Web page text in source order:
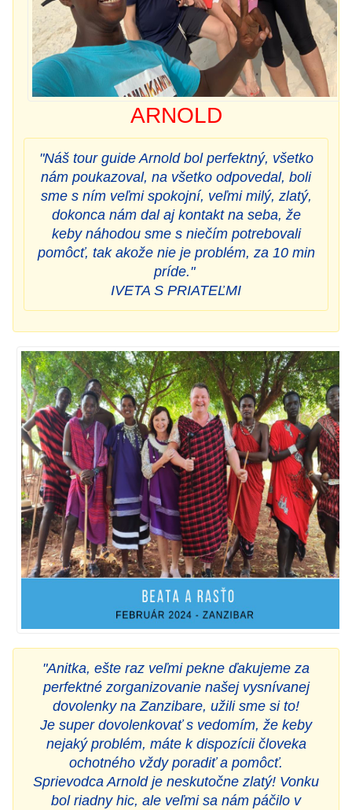
ARNOLD
"Náš tour guide Arnold bol perfektný, všetko
nám poukazoval, na všetko odpovedal, boli
sme s ním veľmi spokojní, veľmi milý, zlatý,
dokonca nám dal aj kontakt na seba, že
keby náhodou sme s niečím potrebovali
pomôcť, tak akože nie je problém, za 10 min
príde."
IVETA S PRIATEĽMI
"Anitka, ešte raz veľmi pekne ďakujeme za
perfektné zorganizovanie našej vysnívanej
dovolenky na Zanzibare, užili sme si to!
Je super dovolenkovať s vedomím, že keby
nejaký problém, máte k dispozícii človeka
ochotného vždy poradiť a pomôcť.
Sprievodca Arnold je neskutočne zlatý! Vonku
bol riadny hic, ale veľmi sa nám páčilo v